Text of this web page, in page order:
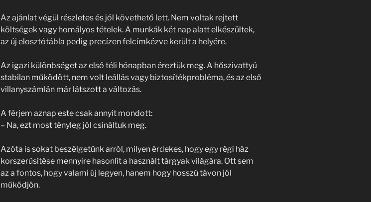
Az ajánlat végül részletes és jól követhető lett. Nem voltak rejtett
költségek vagy homályos tételek. A munkák két nap alatt elkészültek,
az új elosztótábla pedig precízen felcímkézve került a helyére.
Az igazi különbséget az első téli hónapban éreztük meg. A hőszivattyú
stabilan működött, nem volt leállás vagy biztosítékprobléma, és az első
villanyszámlán már látszott a változás.
A férjem aznap este csak annyit mondott:
– Na, ezt most tényleg jól csináltuk meg.
Azóta is sokat beszélgetünk arról, milyen érdekes, hogy egy régi ház
korszerűsítése mennyire hasonlít a használt tárgyak világára. Ott sem
az a fontos, hogy valami új legyen, hanem hogy hosszú távon jól
működjön.